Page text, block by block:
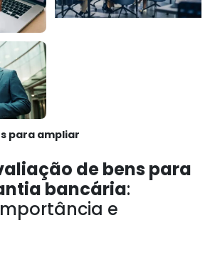
para ampliar
de bens para
bancária:
e